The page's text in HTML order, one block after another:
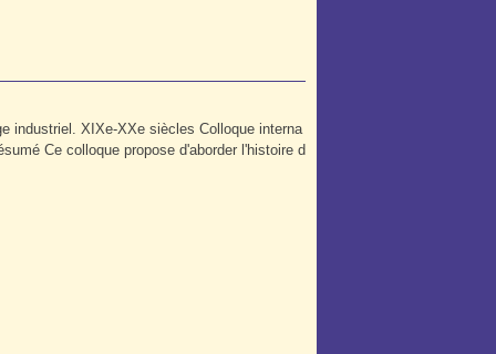
industriel. XIXe-XXe siècles Colloque interna
Ce colloque propose d'aborder l'histoire d